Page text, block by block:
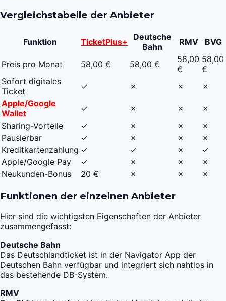
Vergleichstabelle der Anbieter
Funktion TicketPlus+
Deutsche
Bahn
RMV BVG
Preis pro Monat 58,00 € 58,00 €
58,00
€
58,00
€
Sofort digitales
Ticket
✓ ✗ ✗
✗
Apple/Google
Wallet
✓ ✗ ✗
✗
Sharing-Vorteile
✓ ✗ ✗
✗
Pausierbar
✓ ✗ ✗
✗
Kreditkartenzahlung ✓ ✓ ✗
✓
Apple/Google Pay
✓ ✗ ✗
✗
Neukunden-Bonus
20 € ✗ ✗ ✗
Funktionen der einzelnen Anbieter
Hier sind die wichtigsten Eigenschaften der Anbieter
zusammengefasst:
Deutsche Bahn
Das Deutschlandticket ist in der Navigator App der
Deutschen Bahn verfügbar und integriert sich nahtlos in
das bestehende DB-System.
RMV